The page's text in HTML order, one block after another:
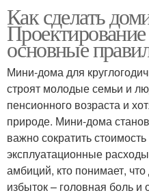
Как сделать
основные
Мини-дома для
строят молодые семьи и
пенсионного возраста и
природе. Мини-дома
важно сократить
эксплуатационные
амбиций, кто понимает,
избыток – головная боль и